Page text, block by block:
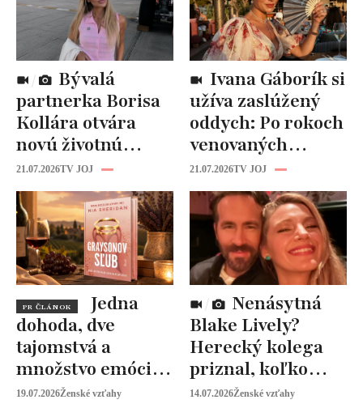
partnerka Borisa
Kollára otvára
novú životnú
kapitolu: Laura
Vizváryová ide
pomáhať ženám
21.07.2026TV JOJ
užíva zaslúžený
oddych: Po rokoch
venovaných
rodine prišiel čas
na seba
21.07.2026TV JOJ
PR ČLÁNOK
dohoda, dve
tajomstvá a
množstvo emócií.
Mia Sheridan a
19.07.2026Ženské vzťahy
Blake Lively?
Herecký kolega
priznal, koľko
peňazí od neho
14.07.2026Ženské vzťahy